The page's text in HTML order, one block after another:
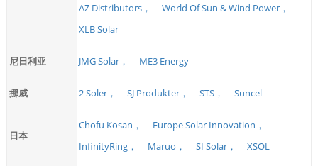
AZ Distributors，
World Of Sun & Wind Power，
XLB Solar
尼日利亚 JMG Solar， ME3 Energy
挪威 2 Soler， SJ Produkter， STS， Suncel
日本
Chofu Kosan，
Europe Solar Innovation，
InfinityRing，
Maruo， SI Solar， XSOL